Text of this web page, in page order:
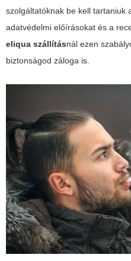
szolgáltatóknak be kell tartaniuk
adatvédelmi előírásokat és a
eliqua szállításnál ezen
biztonságod záloga is.